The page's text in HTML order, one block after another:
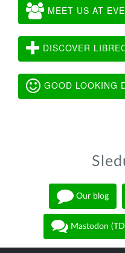
MEET US AT
DISCOVER
GOOD LOOKING
Our blog
Mastodon